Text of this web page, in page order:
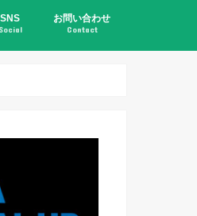
SNS
Social
お問い合わせ
Contact